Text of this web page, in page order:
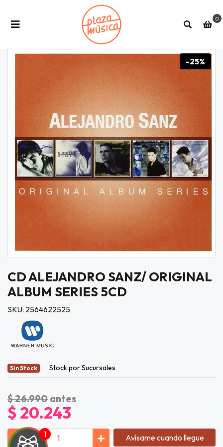
0
-25%
CD ALEJANDRO SANZ/ ORIGINAL
ALBUM SERIES 5CD
SKU: 2564622525
Sin Stock Stock por Sucursales
$ 26.990 antes
$ 20.243
Avísame cuando llegue